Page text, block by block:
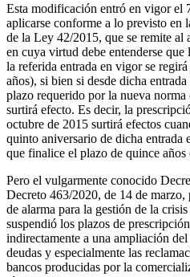
Esta modificación entró en vigor el
aplicarse conforme a lo previsto en
de la Ley 42/2015, que se remite
en cuya virtud debe entenderse
la referida entrada en vigor se
años), si bien si desde dicha
plazo requerido por la nueva
surtirá efecto. Es decir, la
octubre de 2015 surtirá efectos
quinto aniversario de dicha entrada
que finalice el plazo de quince años
Pero el vulgarmente conocido
Decreto 463/2020, de 14 de marzo,
de alarma para la gestión de la
suspendió los plazos de
indirectamente a una ampliación
deudas y especialmente las
bancos producidas por la